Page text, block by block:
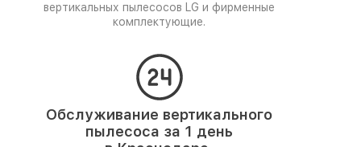
вертикальных пылесосов LG и фирменные
комплектующие.
Обслуживание вертикального
пылесоса за 1 день